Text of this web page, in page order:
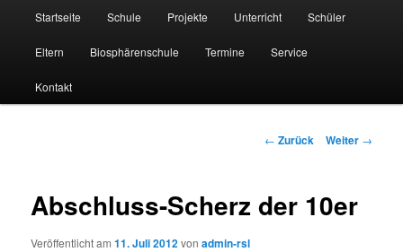
Startseite Schule Projekte Unterricht Schüler
Eltern Biosphärenschule Termine Service
Kontakt
Beitrags-
← Zurück Weiter →
Abschluss-Scherz der 10er
Veröffentlicht am11. Juli 2012vonadmin-rsl